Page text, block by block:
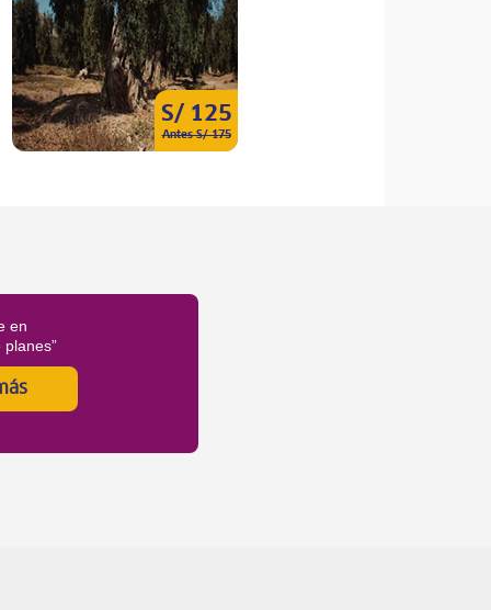
S/ 125
Antes S/ 175
en
planes”